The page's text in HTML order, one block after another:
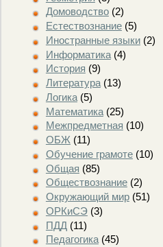
Домоводство(2)
Естествознание(5)
Иностранные языки(2)
Информатика(4)
История (9)
Литература(13)
Логика(5)
Математика(25)
Межпредметная (10)
ОБЖ (11)
Обучение грамоте(10)
Общая (85)
Обществознание(2)
Окружающий мир(51)
ОРКиСЭ(3)
ПДД (11)
Педагогика(45)